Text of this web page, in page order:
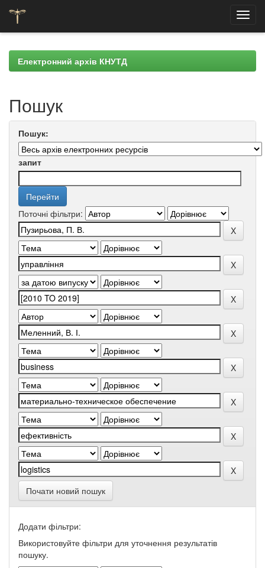
navigationЕлектронний архів КНУТД
Пошук
Пошук:
запит
Поточні фільтри:
Почати новий пошук
Додати фільтри:
Використовуйте фільтри для уточнення результатів
пошуку.